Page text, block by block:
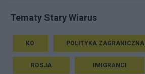
Tematy Stary Wiarus
KO POLITYKA ZAGRANICZNA
ROSJA IMIGRANCI